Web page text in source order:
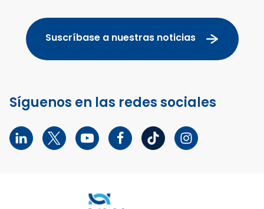
Suscríbase a nuestras noticias
Síguenos en las redes sociales